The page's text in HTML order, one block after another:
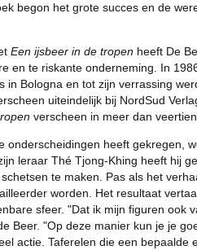
begon het grote succes en de
Een ijsbeer in de tropen heeft De
en te riskante onderneming. In
Bologna en tot zijn verrassing
uiteindelijk bij NordSud
verscheen in meer dan
heeft gekregen,
leraar Thé Tjong-Khing heeft hij
te maken. Pas als het
worden. Het resultaat
sfeer. "Dat ik mijn figuren ook
Beer. "Op deze manier kun je je
actie. Taferelen die een bepaalde